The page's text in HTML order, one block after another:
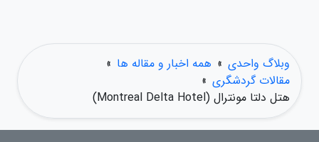
وبلاگ واحدی » همه اخبار و مقاله ها »
مقالات گردشگری »
هتل دلتا مونترال (Montreal Delta Hotel)